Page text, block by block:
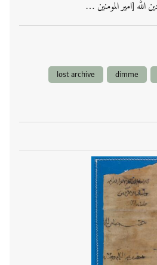
الله [امير المومنين …
dimme
lost archive